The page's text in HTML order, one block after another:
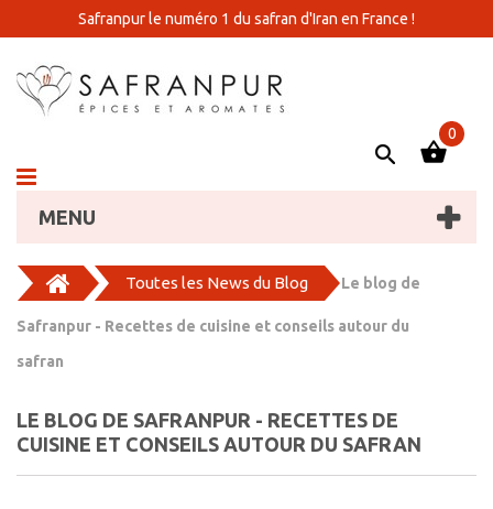
Safranpur le numéro 1 du safran d'Iran en France !
0
MENU
Toutes les News du Blog Le blog de
Safranpur - Recettes de cuisine et conseils autour du
safran
LE BLOG DE SAFRANPUR - RECETTES DE
CUISINE ET CONSEILS AUTOUR DU SAFRAN